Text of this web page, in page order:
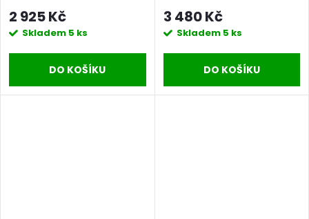
2 925 Kč
Skladem 5 ks
DO KOŠÍKU
3 480 Kč
Skladem 5 ks
DO KOŠÍKU